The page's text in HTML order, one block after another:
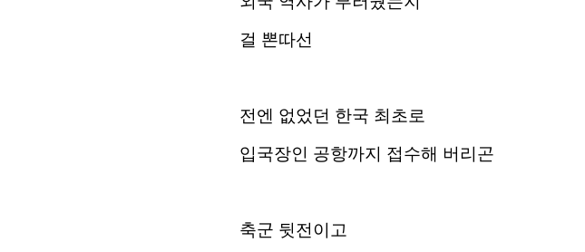
걸 뽄따선
전엔 없었던 한국 최초로
입국장인 공항까지 접수해 버리곤
축군 뒷전이고